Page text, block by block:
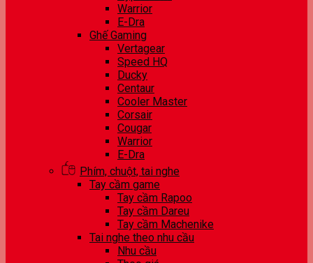
Warrior
E-Dra
Ghế Gaming
Vertagear
Speed HQ
Ducky
Centaur
Cooler Master
Corsair
Cougar
Warrior
E-Dra
Phím, chuột, tai nghe
Tay cầm game
Tay cầm Rapoo
Tay cầm Dareu
Tay cầm Machenike
Tai nghe theo nhu cầu
Nhu cầu